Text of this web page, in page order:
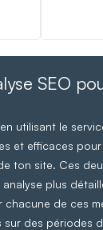
SEO
utilisant le
et efficaces
ton site. Ces
plus
chacune de ces
sur des périodes